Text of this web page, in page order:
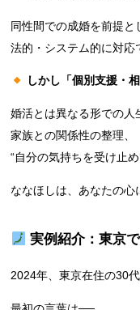
同性間での成婚を前提と
法的・システム的に対応
しかし「個別支援・
婚活とは異なる形での人
家族との関係性の整理、
“自分の気持ちを受け止
ななほしは、あなたの心
実例紹介：東京
2024年、東京在住の30